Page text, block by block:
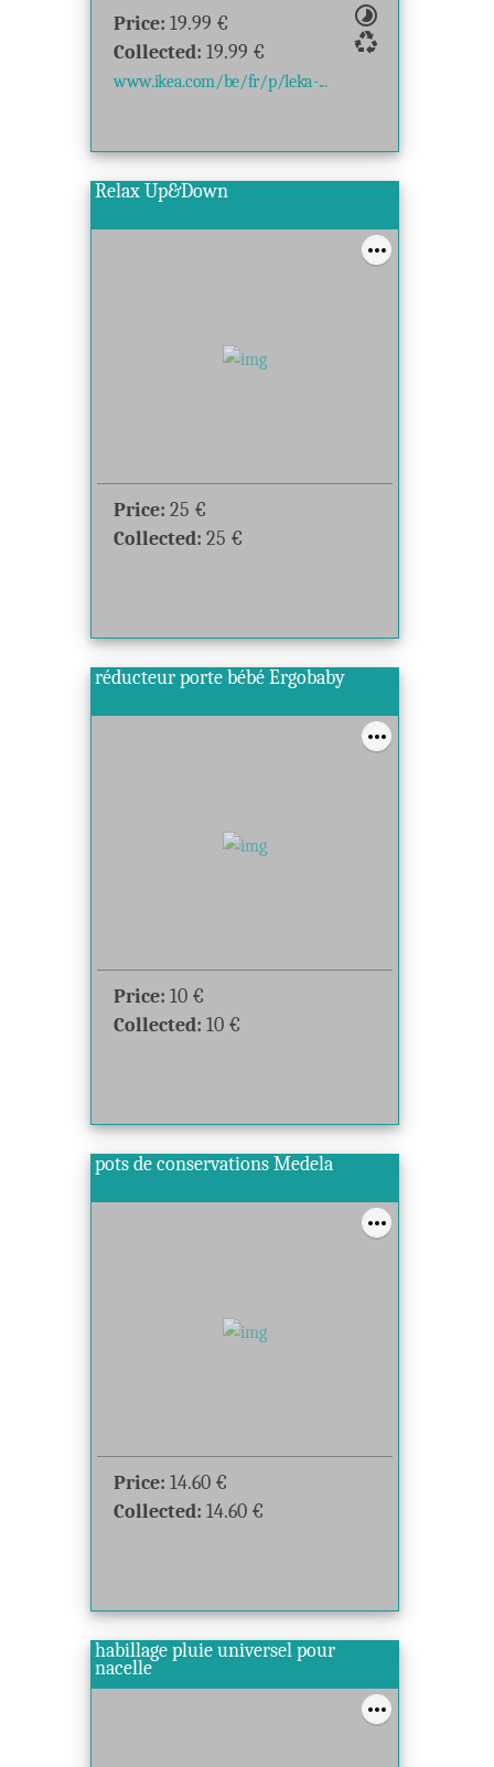
timelapse
recycling
Price: 19.99 €
Collected: 19.99 €
www.ikea.com/be/fr/p/leka-...
Relax Up&Down
Price: 25 €
Collected: 25 €
réducteur porte bébé Ergobaby
Price: 10 €
Collected: 10 €
pots de conservations Medela
Price: 14.60 €
Collected: 14.60 €
habillage pluie universel pour
nacelle